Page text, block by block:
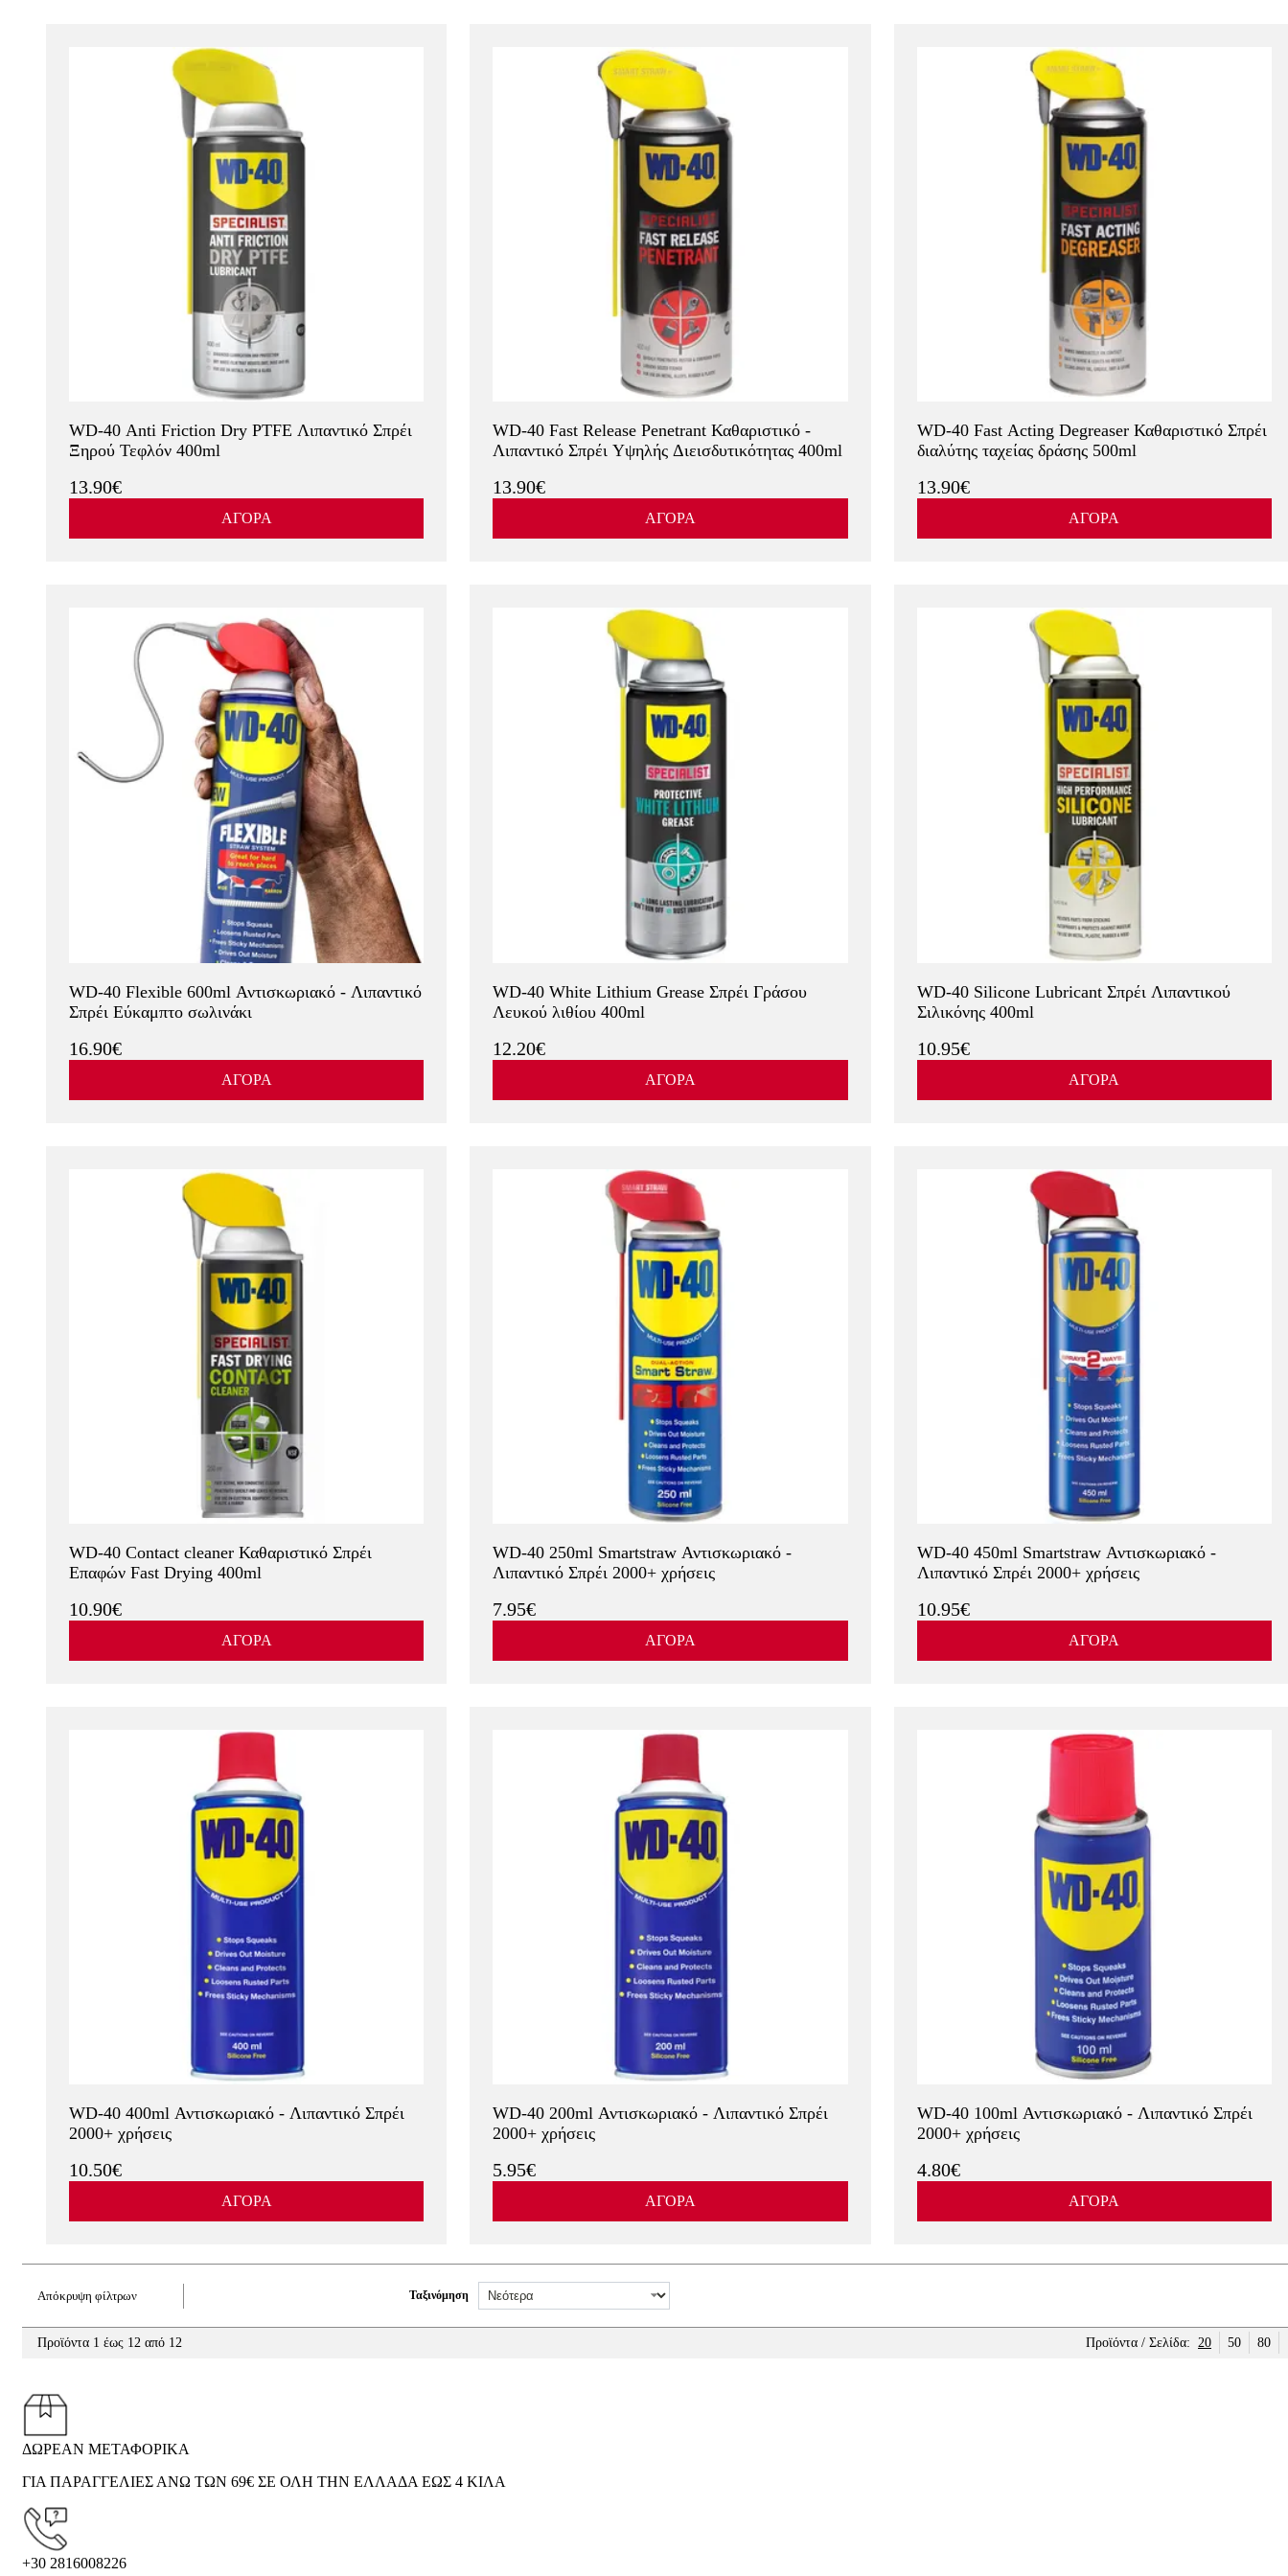
WD-40 Anti Friction Dry PTFE Λιπαντικό Σπρέι
Ξηρού Τεφλόν 400ml
13.90€
ΑΓΟΡΑ
WD-40 Fast Release Penetrant Καθαριστικό -
Λιπαντικό Σπρέι Υψηλής Διεισδυτικότητας 400ml
13.90€
ΑΓΟΡΑ
WD-40 Fast Acting Degreaser Καθαριστικό Σπρέι
διαλύτης ταχείας δράσης 500ml
13.90€
ΑΓΟΡΑ
WD-40 Flexible 600ml Αντισκωριακό - Λιπαντικό
Σπρέι Εύκαμπτο σωλινάκι
16.90€
ΑΓΟΡΑ
WD-40 White Lithium Grease Σπρέι Γράσου
Λευκού λιθίου 400ml
12.20€
ΑΓΟΡΑ
WD-40 Silicone Lubricant Σπρέι Λιπαντικού
Σιλικόνης 400ml
10.95€
ΑΓΟΡΑ
WD-40 Contact cleaner Καθαριστικό Σπρέι
Επαφών Fast Drying 400ml
10.90€
ΑΓΟΡΑ
WD-40 250ml Smartstraw Αντισκωριακό -
Λιπαντικό Σπρέι 2000+ χρήσεις
7.95€
ΑΓΟΡΑ
WD-40 450ml Smartstraw Αντισκωριακό -
Λιπαντικό Σπρέι 2000+ χρήσεις
10.95€
ΑΓΟΡΑ
WD-40 400ml Αντισκωριακό - Λιπαντικό Σπρέι
2000+ χρήσεις
10.50€
ΑΓΟΡΑ
WD-40 200ml Αντισκωριακό - Λιπαντικό Σπρέι
2000+ χρήσεις
5.95€
ΑΓΟΡΑ
WD-40 100ml Αντισκωριακό - Λιπαντικό Σπρέι
2000+ χρήσεις
4.80€
ΑΓΟΡΑ
Απόκρυψη φίλτρων Ταξινόμηση
Προϊόντα 1 έως 12 από 12 Προϊόντα / Σελίδα: 20 50 80
ΔΩΡΕΑΝ ΜΕΤΑΦΟΡΙΚΑ
ΓΙΑ ΠΑΡΑΓΓΕΛΙΕΣ ΑΝΩ ΤΩΝ 69€ ΣΕ ΟΛΗ ΤΗΝ ΕΛΛΑΔΑ ΕΩΣ 4 ΚΙΛΑ
+30 2816008226